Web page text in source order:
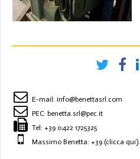
E-mail: info@benettasrl.com
PEC: benetta.srl@pec.it
Tel: +39 0422 1725325
Massimo Benetta: +39 (clicca qui).